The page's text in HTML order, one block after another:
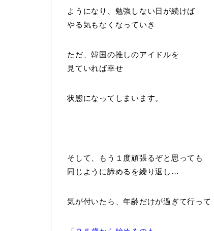
ようになり、勉強しない日が続けば
やる気もなくなっていき
ただ、韓国の推しのアイドルを
見ていれば幸せ
状態になってしまいます。
そして、もう１度頑張るぞと思っても
同じように諦めるを繰り返し…
気が付いたら、年齢だけが過ぎて行って